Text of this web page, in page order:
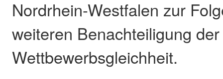
Nordrhein-Westfalen zur
weiteren Benachteiligung der
Wettbewerbsgleichheit.